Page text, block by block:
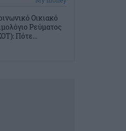
Οικιακό
Ρεύματος
Πότε...